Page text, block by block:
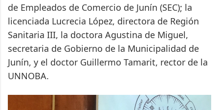
de Empleados de Comercio de Junín (SEC); la
licenciada Lucrecia López, directora de Región
Sanitaria III, la doctora Agustina de Miguel,
secretaria de Gobierno de la Municipalidad de
Junín, y el doctor Guillermo Tamarit, rector de la
UNNOBA.